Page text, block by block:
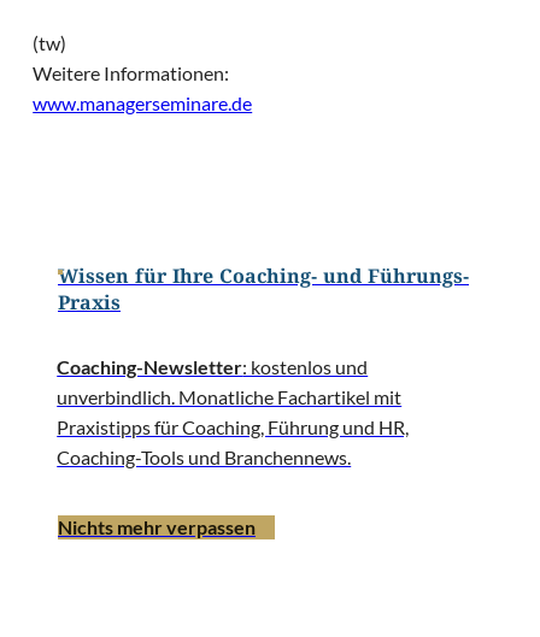
(tw)
Weitere Informationen:
www.managerseminare.de
Wissen für Ihre Coaching- und Führungs-
Praxis
Coaching-Newsletter: kostenlos und
unverbindlich. Monatliche Fachartikel mit
Praxistipps für Coaching, Führung und HR,
Coaching-Tools und Branchennews.
Nichts mehr verpassen